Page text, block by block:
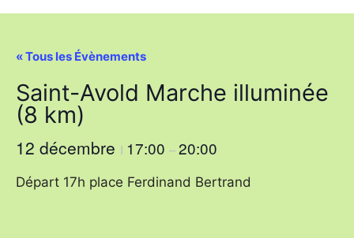
« Tous les Évènements
Saint-Avold Marche illuminée
(8 km)
12 décembre I 17:00 –20:00
Départ 17h place Ferdinand Bertrand